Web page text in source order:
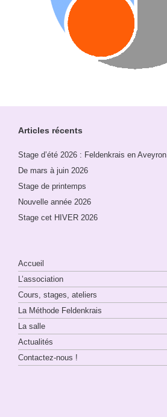
Articles récents
Stage d’été 2026 : Feldenkrais en Aveyron
De mars à juin 2026
Stage de printemps
Nouvelle année 2026
Stage cet HIVER 2026
Accueil
L’association
Cours, stages, ateliers
La Méthode Feldenkrais
La salle
Actualités
Contactez-nous !